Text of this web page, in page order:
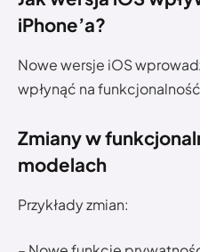
iPhone’a?
Nowe wersje iOS
wpłynąć na
Zmiany w
modelach
Przykłady zmian: